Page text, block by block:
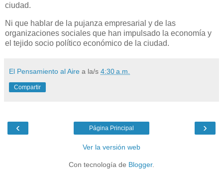
ciudad.
Ni que hablar de la pujanza empresarial y de las
organizaciones sociales que han impulsado la economía y
el tejido socio político económico de la ciudad.
El Pensamiento al Aire a la/s 4:30 a.m.
Compartir
‹ ›
Página Principal
Ver la versión web
Con tecnología de Blogger.